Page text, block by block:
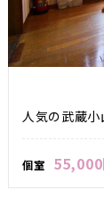
人気の武蔵小
個室